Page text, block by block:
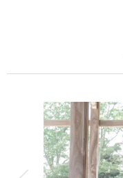
相談予約する
来店・オンライン
撮影料
着付け
アルバム
衣装追加